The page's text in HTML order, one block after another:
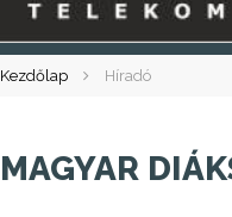
Kezdőlap Híradó
MAGYAR